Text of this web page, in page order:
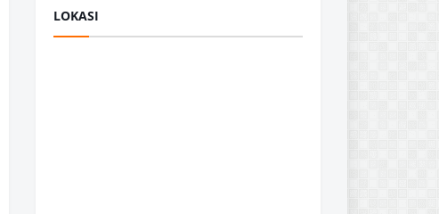
LOKASI